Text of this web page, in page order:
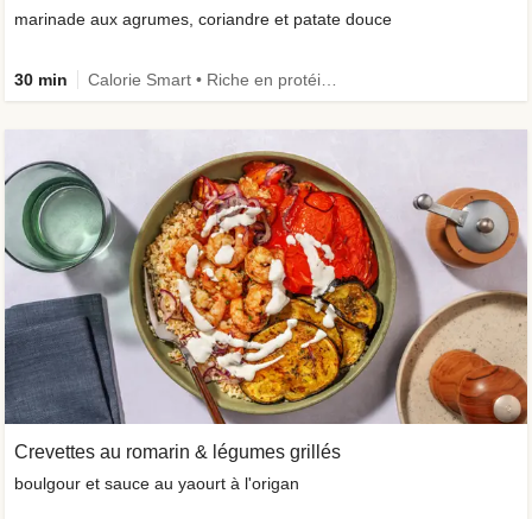
marinade aux agrumes, coriandre et patate douce
30 min
Crevettes au romarin & légumes grillés
boulgour et sauce au yaourt à l'origan